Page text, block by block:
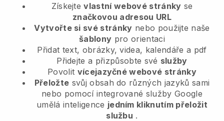
Získejtevlastní webové stránky se
značkovou adresou URL
Vytvořte si své stránky nebo použijte naše
šablony pro orientaci
Přidat text, obrázky, videa, kalendáře a pdf
Přidejte a přizpůsobte své služby
Povolit vícejazyčné webové stránky
Přeložte svůj obsah do různých jazyků sami
nebo pomocí integrované služby Google
umělá inteligence jedním kliknutím přeložit
službu .